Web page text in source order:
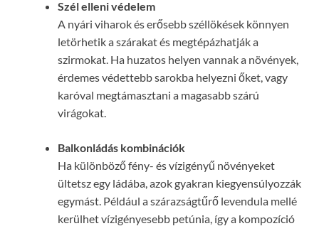
Szél elleni védelem
A nyári viharok és erősebb széllökések könnyen
letörhetik a szárakat és megtépázhatják a
szirmokat. Ha huzatos helyen vannak a növények,
érdemes védettebb sarokba helyezni őket, vagy
karóval megtámasztani a magasabb szárú
virágokat.
Balkonládás kombinációk
Ha különböző fény- és vízigényű növényeket
ültetsz egy ládába, azok gyakran kiegyensúlyozzák
egymást. Például a szárazságtűrő levendula mellé
kerülhet vízigényesebb petúnia, így a kompozíció